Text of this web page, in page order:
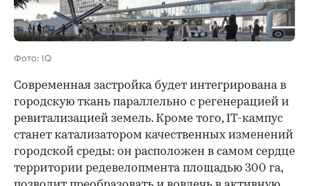
Фото: IQ
Современная застройка будет интегрирована в
городскую ткань параллельно с регенерацией и
ревитализацией земель. Кроме того, IT-кампус
станет катализатором качественных изменений
городской среды: он расположен в самом сердце
территории редевелопмента площадью 300 га,